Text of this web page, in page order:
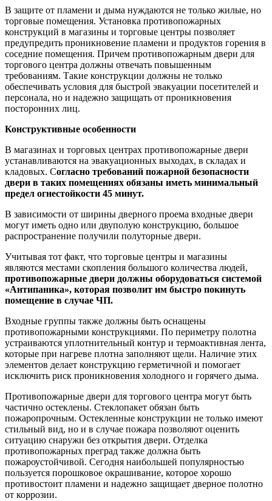
В защите от пламени и дыма нуждаются не только жилые, но
торговые помещения. Установка противопожарных
конструкций в магазины и торговые центры позволяет
предупредить проникновение пламени и продуктов горения в
соседние помещения. Причем противопожарным двери для
торгового центра должны отвечать повышенным
требованиям. Такие конструкции должны не только
обеспечивать условия для быстрой эвакуации посетителей и
персонала, но и надежно защищать от проникновения
посторонних лиц.
Конструктивные особенности
В магазинах и торговых центрах противопожарные двери
устанавливаются на эвакуационных выходах, в складах и
кладовых. Согласно требований пожарной безопасности
двери в таких помещениях обязаны иметь минимальный
предел огнестойкости 45 минут.
В зависимости от ширины дверного проема входные двери
могут иметь одно или двуполую конструкцию, большое
распространение получили полуторные двери.
Учитывая тот факт, что торговые центры и магазины
являются местами скопления большого количества людей,
противопожарные двери должны оборудоваться системой
«Антипаника», которая позволит им быстро покинуть
помещение в случае ЧП.
Входные группы также должны быть оснащены
противопожарными конструкциями. По периметру полотна
устраиваются уплотнительный контур и термоактивная лента,
которые при нагреве плотна заполняют щели. Наличие этих
элементов делает конструкцию герметичной и помогает
исключить риск проникновения холодного и горячего дыма.
Противопожарные двери для торгового центра могут быть
частично остеклены. Стеклопакет обязан быть
пожаропрочным. Остекленные конструкции не только имеют
стильный вид, но и в случае пожара позволяют оценить
ситуацию снаружи без открытия двери. Отделка
противопожарных преград также должна быть
пожароустойчивой. Сегодня наибольшей популярностью
пользуется порошковое окрашивание, которое хорошо
противостоит пламени и надежно защищает дверное полотно
от коррозии.